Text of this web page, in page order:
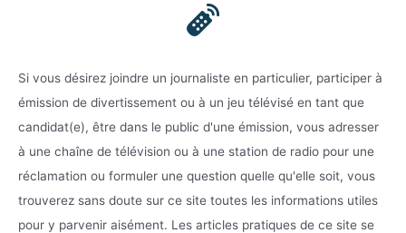
Si vous désirez joindre un journaliste en particulier, participer à
émission de divertissement ou à un jeu télévisé en tant que
candidat(e), être dans le public d'une émission, vous adresser
à une chaîne de télévision ou à une station de radio pour une
réclamation ou formuler une question quelle qu'elle soit, vous
trouverez sans doute sur ce site toutes les informations utiles
pour y parvenir aisément. Les articles pratiques de ce site se